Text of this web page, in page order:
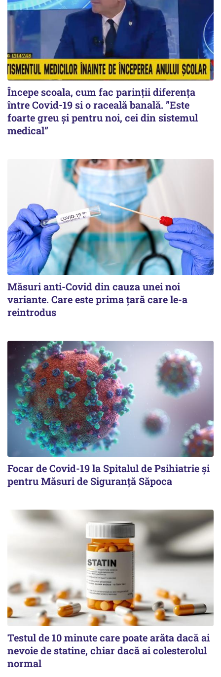
Începe scoala, cum fac parinții diferența
între Covid-19 si o raceală banală. ”Este
foarte greu și pentru noi, cei din sistemul
medical”
Măsuri anti-Covid din cauza unei noi
variante. Care este prima țară care le-a
reintrodus
Focar de Covid-19 la Spitalul de Psihiatrie şi
pentru Măsuri de Siguranţă Săpoca
Testul de 10 minute care poate arăta dacă ai
nevoie de statine, chiar dacă ai colesterolul
normal